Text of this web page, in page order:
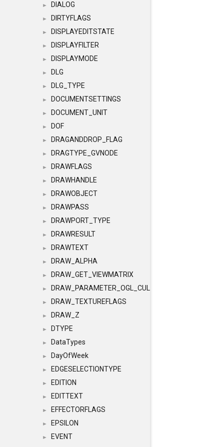
► DIALOG
► DIRTYFLAGS
► DISPLAYEDITSTATE
► DISPLAYFILTER
► DISPLAYMODE
► DLG
► DLG_TYPE
► DOCUMENTSETTINGS
► DOCUMENT_UNIT
► DOF
► DRAGANDDROP_FLAG
► DRAGTYPE_GVNODE
► DRAWFLAGS
► DRAWHANDLE
► DRAWOBJECT
► DRAWPASS
► DRAWPORT_TYPE
► DRAWRESULT
► DRAWTEXT
► DRAW_ALPHA
► DRAW_GET_VIEWMATRIX
► DRAW_PARAMETER_OGL_CULLING
► DRAW_TEXTUREFLAGS
► DRAW_Z
► DTYPE
► DataTypes
► DayOfWeek
► EDGESELECTIONTYPE
► EDITION
► EDITTEXT
► EFFECTORFLAGS
► EPSILON
►
EVENT